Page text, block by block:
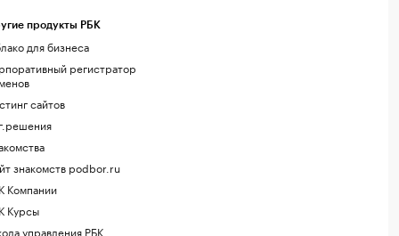
продукты РБК
для бизнеса
регистратор
сайтов
знакомств podbor.ru
Компании
Курсы
управления РБК